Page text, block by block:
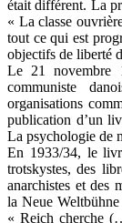
était différent. La
« La classe
tout ce qui est
objectifs de liberté
Le 21 novembre
communiste
organisations
publication d’un
La psychologie de
En 1933/34, le
trotskystes, des
anarchistes et des
la Neue
« Reich cherche